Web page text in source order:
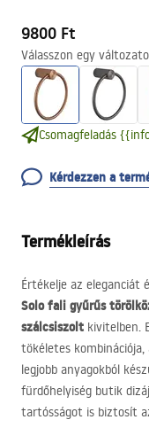
9800 Ft
Válasszon egy
Csomagfeladás
Kérdezzen a
Termékleírás
Értékelje az eleganciát
Solo fali gyűrűs
szálcsiszolt kivitelben.
tökéletes
legjobb anyagokból
fürdőhelyiség butik
tartósságot is biztosít